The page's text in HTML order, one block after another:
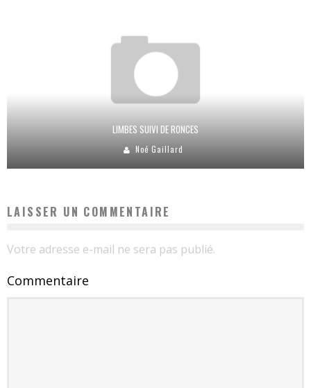
LIMBES SUIVI DE RONCES
Noé Gaillard
LAISSER UN COMMENTAIRE
Votre adresse e-mail ne sera pas publié.
Commentaire